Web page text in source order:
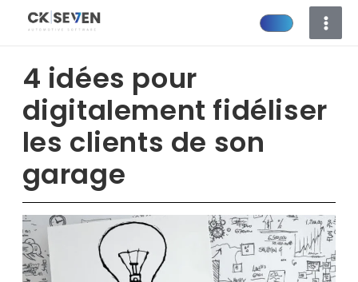
4 idées pour
digitalement fidéliser
les clients de son
garage